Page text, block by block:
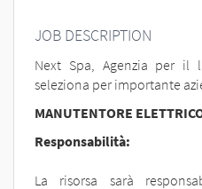
EN
FR
IT
JOB DESCRIPTION
Next Spa, Agenzia per il
seleziona per importante
MANUTENTORE
Responsabilità:
La risorsa sarà